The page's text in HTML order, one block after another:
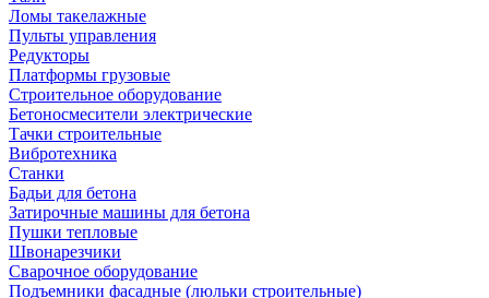
Ломы такелажные
Пульты управления
Редукторы
Платформы грузовые
Строительное оборудование
Бетоносмесители электрические
Тачки строительные
Вибротехника
Станки
Бадьи для бетона
Затирочные машины для бетона
Пушки тепловые
Швонарезчики
Сварочное оборудование
Подъемники фасадные (люльки строительные)